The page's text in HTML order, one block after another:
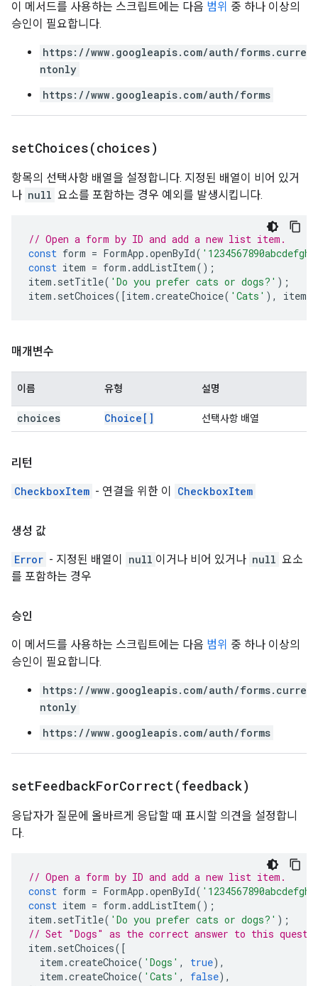
이 메서드를 사용하는 스크립트에는 다음 범위 중 하나 이상의
승인이 필요합니다.
https://www.googleapis.com/auth/forms.curre
ntonly
https://www.googleapis.com/auth/forms
setChoices(choices)
항목의 선택사항 배열을 설정합니다. 지정된 배열이 비어 있거
나 null 요소를 포함하는 경우 예외를 발생시킵니다.
// Open a form by ID and add a new list item.
const form = FormApp .openById(
const item = form .addListItem();
item . setTitle( 'Do you prefer cats or dogs?' );
item . setChoices([item .createChoice( 'Cats' ), item
매개변수
이름 유형 설명
choices Choice[] 선택사항 배열
리턴
CheckboxItem - 연결을 위한 이 CheckboxItem
생성 값
Error - 지정된 배열이 null 이거나 비어 있거나 null 요소
를 포함하는 경우
승인
이 메서드를 사용하는 스크립트에는 다음 범위 중 하나 이상의
승인이 필요합니다.
https://www.googleapis.com/auth/forms.curre
ntonly
https://www.googleapis.com/auth/forms
setFeedbackForCorrect(feedback)
응답자가 질문에 올바르게 응답할 때 표시할 의견을 설정합니
다.
// Open a form by ID and add a new list item.
const form = FormApp .openById(
const item = form .addListItem();
item . setTitle( 'Do you prefer cats or dogs?' );
// Set "Dogs" as the correct answer to this
item . setChoices([
item .createChoice( 'Dogs' , true),
item .createChoice( 'Cats' , false),